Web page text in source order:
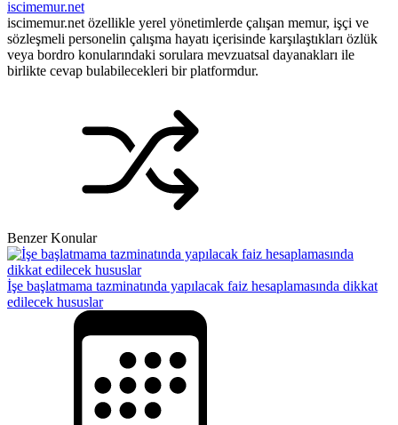
iscimemur.net
iscimemur.net özellikle yerel yönetimlerde çalışan memur, işçi ve
sözleşmeli personelin çalışma hayatı içerisinde karşılaştıkları özlük
veya bordro konularındaki sorulara mevzuatsal dayanakları ile
birlikte cevap bulabilecekleri bir platformdur.
Benzer Konular
İşe başlatmama tazminatında yapılacak faiz hesaplamasında dikkat
edilecek hususlar